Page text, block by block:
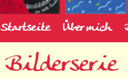
Startseite Über mich